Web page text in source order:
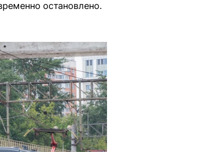
остановлено.